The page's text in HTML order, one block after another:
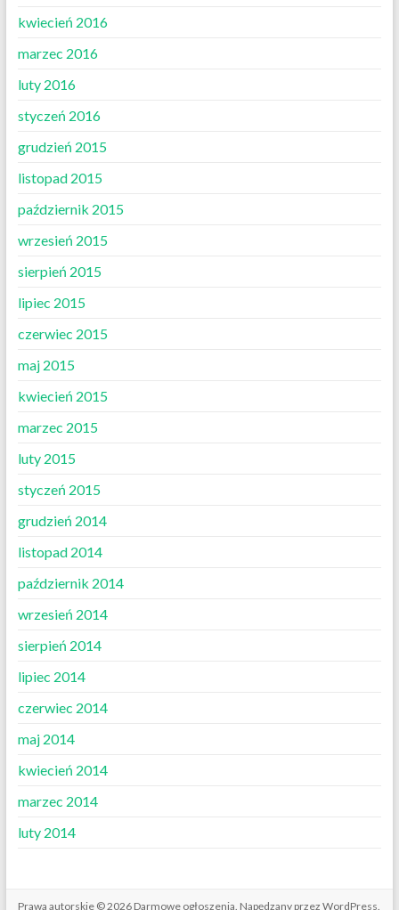
kwiecień 2016
marzec 2016
luty 2016
styczeń 2016
grudzień 2015
listopad 2015
październik 2015
wrzesień 2015
sierpień 2015
lipiec 2015
czerwiec 2015
maj 2015
kwiecień 2015
marzec 2015
luty 2015
styczeń 2015
grudzień 2014
listopad 2014
październik 2014
wrzesień 2014
sierpień 2014
lipiec 2014
czerwiec 2014
maj 2014
kwiecień 2014
marzec 2014
luty 2014
Prawa autorskie © 2026 Darmowe ogłoszenia. Napędzany przezWordPress.